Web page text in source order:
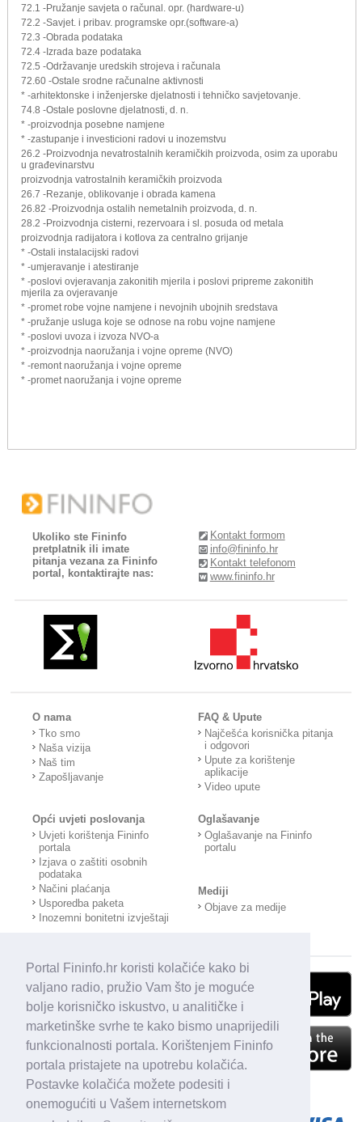
Portal Fininfo.hr koristi kolačiće kako bi
valjano radio, pružio Vam što je moguće
bolje korisničko iskustvo, u analitičke i
marketinške svrhe te kako bismo unaprijedili
funkcionalnosti portala. Korištenjem Fininfo
portala pristajete na upotrebu kolačića.
Postavke kolačića možete podesiti i
onemogućiti u Vašem internetskom
72.1 -Pružanje savjeta o računal. opr. (hardware-u)
72.2 -Savjet. i pribav. programske opr.(software-a)
72.3 -Obrada podataka
72.4 -Izrada baze podataka
72.5 -Održavanje uredskih strojeva i računala
72.60 -Ostale srodne računalne aktivnosti
* -arhitektonske i inženjerske djelatnosti i tehničko savjetovanje.
74.8 -Ostale poslovne djelatnosti, d. n.
* -proizvodnja posebne namjene
* -zastupanje i investicioni radovi u inozemstvu
26.2 -Proizvodnja nevatrostalnih keramičkih proizvoda, osim za uporabu
u građevinarstvu
proizvodnja vatrostalnih keramičkih proizvoda
26.7 -Rezanje, oblikovanje i obrada kamena
26.82 -Proizvodnja ostalih nemetalnih proizvoda, d. n.
28.2 -Proizvodnja cisterni, rezervoara i sl. posuda od metala
proizvodnja radijatora i kotlova za centralno grijanje
* -Ostali instalacijski radovi
* -umjeravanje i atestiranje
* -poslovi ovjeravanja zakonitih mjerila i poslovi pripreme zakonitih
mjerila za ovjeravanje
* -promet robe vojne namjene i nevojnih ubojnih sredstava
* -pružanje usluga koje se odnose na robu vojne namjene
* -poslovi uvoza i izvoza NVO-a
* -proizvodnja naoružanja i vojne opreme (NVO)
* -remont naoružanja i vojne opreme
* -promet naoružanja i vojne opreme
Ukoliko ste Fininfo
pretplatnik ili imate
pitanja vezana za Fininfo
portal, kontaktirajte nas:
Kontakt formom
info@fininfo.hr
Kontakt telefonom
www.fininfo.hr
O nama
Tko smo
Naša vizija
Naš tim
Zapošljavanje
FAQ & Upute
Najčešća korisnička pitanja
i odgovori
Upute za korištenje
aplikacije
Video upute
Opći uvjeti poslovanja
Uvjeti korištenja Fininfo
portala
Izjava o zaštiti osobnih
podataka
Načini plaćanja
Usporedba paketa
Inozemni bonitetni izvještaji
Oglašavanje
Oglašavanje na Fininfo
portalu
Mediji
Objave za medije